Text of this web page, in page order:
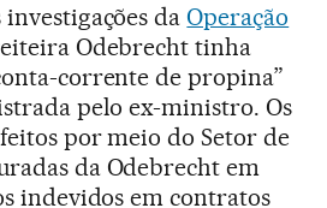
da Operação
Odebrecht tinha
corrente de propina”
pelo ex-ministro. Os
por meio do Setor de
da Odebrecht em
indevidos em contratos